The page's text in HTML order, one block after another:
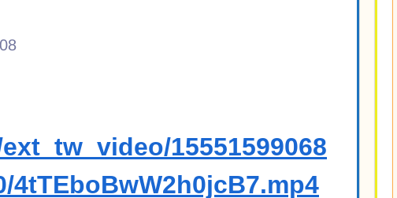
15551599068
4tTEboBwW2h0jcB7.mp4